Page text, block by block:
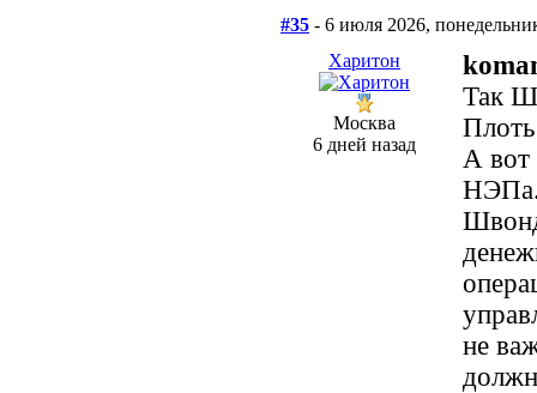
#35 - 6 июля 2026,
Харитон
Москва
6 дней назад
Так
А вот
НЭПа.
не